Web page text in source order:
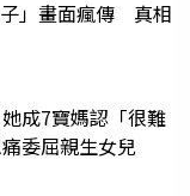
」畫面瘋傳 真相
成7寶媽認「很難
委屈親生女兒